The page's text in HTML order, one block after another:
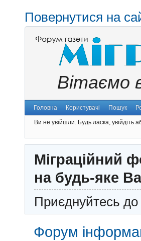
Повернутися на
Вітаємо
Головна Користувачі Пошук
Ви не увійшли. Будь ласка, увійдіть
Міграційний
на будь-яке
Приєднуйтесь
Форум